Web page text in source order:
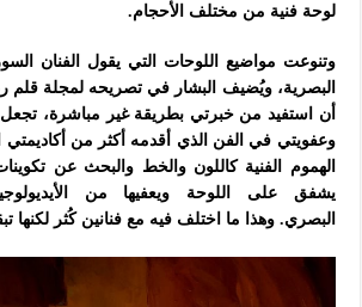
لوحة فنية من مختلف الأحجام.
وتنوعت مواضيع اللوحات التي يقول الفنان
البصرية، ويُضيف البشار في تصريحه لمجلة قلم
أن استفيد من خبرتي بطريقة غير مباشرة،
وعفويتي في الفن الذي أقدمه أكثر من أكاديمتي
الهموم الفنية كاللون والخط والبحث عن
يشفق على اللوحة ويعفيها من
البصري.وهذا ما اختلف فيه مع فنانين كُثر